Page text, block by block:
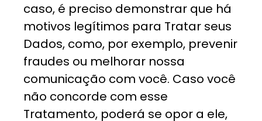
caso, é preciso demonstrar que há
motivos legítimos para Tratar seus
Dados, como, por exemplo, prevenir
fraudes ou melhorar nossa
comunicação com você. Caso você
não concorde com esse
Tratamento, poderá se opor a ele,